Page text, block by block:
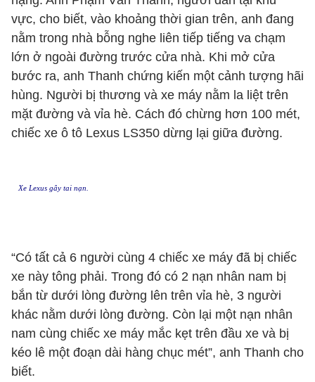
vực, cho biết, vào khoảng thời gian trên, anh đang
nằm trong nhà bỗng nghe liên tiếp tiếng va chạm
lớn ở ngoài đường trước cửa nhà. Khi mở cửa
bước ra, anh Thanh chứng kiến một cảnh tượng hãi
hùng. Người bị thương và xe máy nằm la liệt trên
mặt đường và vỉa hè. Cách đó chừng hơn 100 mét,
chiếc xe ô tô Lexus LS350 dừng lại giữa đường.
Xe Lexus gây tai nạn.
“Có tất cả 6 người cùng 4 chiếc xe máy đã bị chiếc
xe này tông phải. Trong đó có 2 nạn nhân nam bị
bắn từ dưới lòng đường lên trên vỉa hè, 3 người
khác nằm dưới lòng đường. Còn lại một nạn nhân
nam cùng chiếc xe máy mắc kẹt trên đầu xe và bị
kéo lê một đoạn dài hàng chục mét”, anh Thanh cho
biết.